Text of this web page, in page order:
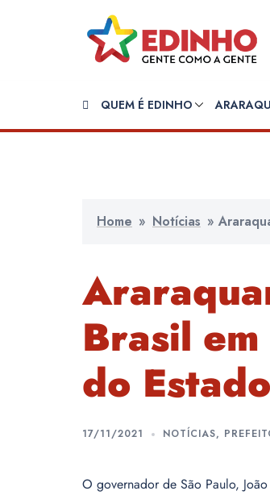
QUEM É EDINHO
Home » Notícias »
Brasil
do Estado
17/11/2021 NOTÍCIAS,
O governador de São Paulo,